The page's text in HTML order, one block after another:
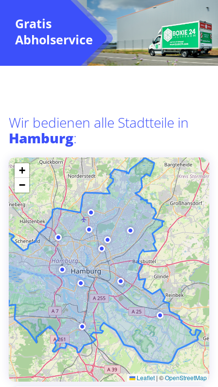
Gratis
Abholservice
Wir bedienen alle Stadtteile in
Hamburg:
+
−
Leaflet |©OpenStreetMap